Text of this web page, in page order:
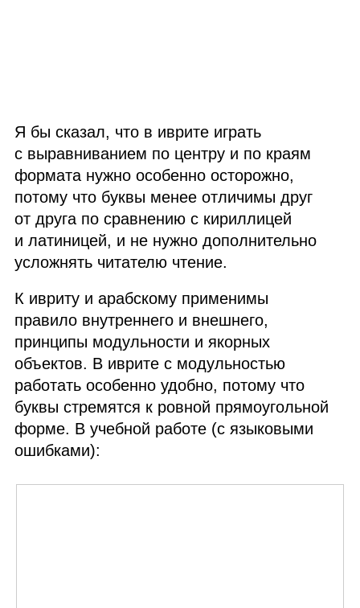
Я бы сказал, что в иврите играть
с выравниванием по центру и по краям
формата нужно особенно осторожно,
потому что буквы менее отличимы друг
от друга по сравнению с кириллицей
и латиницей, и не нужно дополнительно
усложнять читателю чтение.
К ивриту и арабскому применимы
правило внутреннего и внешнего,
принципы модульности и якорных
объектов. В иврите с модульностью
работать особенно удобно, потому что
буквы стремятся к ровной прямоугольной
форме. В учебной работе (с языковыми
ошибками):